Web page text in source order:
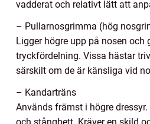
vadderat och relativt lätt att
– Pullarnosgrimma (hög
Ligger högre upp på nosen och
tryckfördelning. Vissa hästar
särskilt om de är känsliga vid
– Kandarträns
Används främst i högre
och stångbett. Kräver en skild